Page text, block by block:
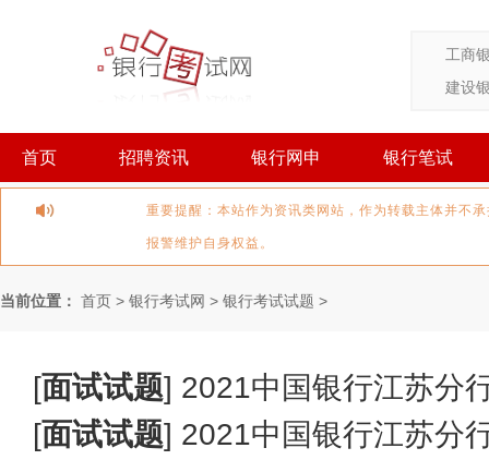
工商
建设
首页 招聘资讯 银行网申 银行笔试
重要提醒：本站作为资讯类网站，作为转载主体并不
报警维护自身权益。
当前位置： 首页 > 银行考试网 > 银行考试试题 >
[面试试题] 2021中国银行江苏分
[面试试题] 2021中国银行江苏分